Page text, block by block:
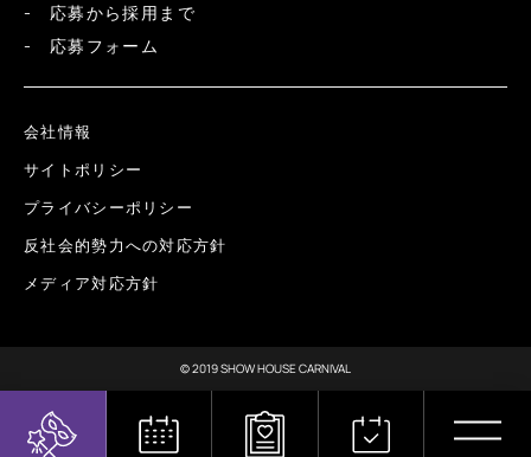
応募から採用まで
応募フォーム
会社情報
サイトポリシー
プライバシーポリシー
反社会的勢力への対応方針
メディア対応方針
© 2019 SHOW HOUSE CARNIVAL